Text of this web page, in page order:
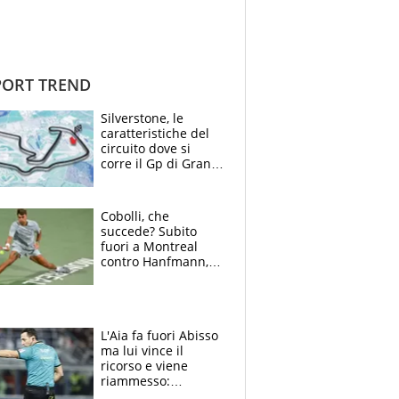
TREND
Silverstone, le
caratteristiche del
circuito dove si
corre il Gp di Gran
Cobolli, che
succede? Subito
fuori a Montreal
contro Hanfmann,
L'Aia fa fuori Abisso
ma lui vince il
ricorso e viene
riammesso: